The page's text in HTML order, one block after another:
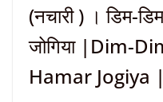
(नचारी ) । डिम-
जोगिया |Dim-
Hamar Jogiya